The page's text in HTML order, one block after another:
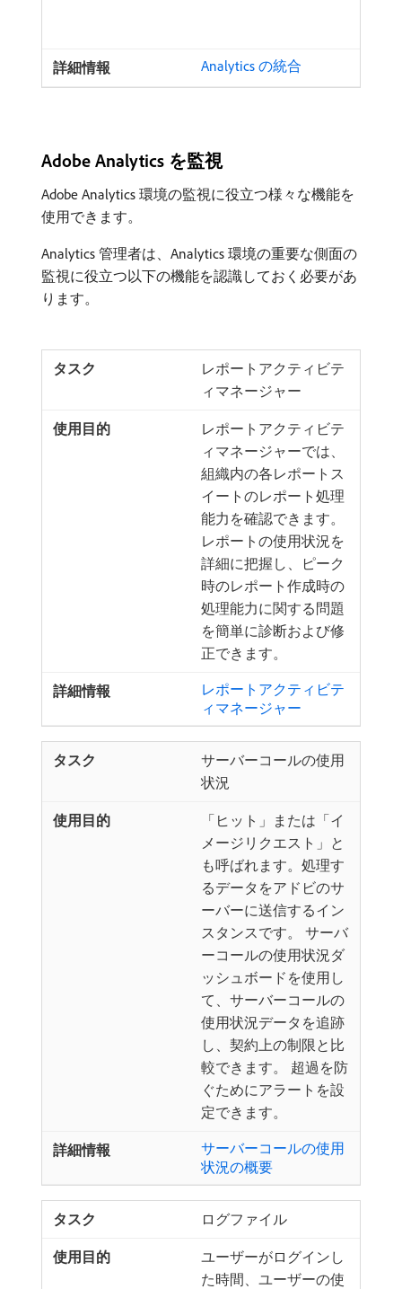
Analytics の統合
Adobe Analytics を監視
Adobe Analytics 環境の監視に役立つ様々な機能を
使用できます。
Analytics 管理者は、Analytics 環境の重要な側面の
監視に役立つ以下の機能を認識しておく必要があ
ります。
レポートアクティビテ
ィマネージャー
レポートアクティビテ
ィマネージャーでは、
組織内の各レポートス
イートのレポート処理
能力を確認できます。
レポートの使用状況を
詳細に把握し、ピーク
時のレポート作成時の
処理能力に関する問題
を簡単に診断および修
正できます。
レポートアクティビテ
ィマネージャー
サーバーコールの使用
状況
「ヒット」または「イ
メージリクエスト」と
も呼ばれます。処理す
るデータをアドビのサ
ーバーに送信するイン
スタンスです。 サーバ
ーコールの使用状況ダ
ッシュボードを使用し
て、サーバーコールの
使用状況データを追跡
し、契約上の制限と比
較できます。 超過を防
ぐためにアラートを設
定できます。
サーバーコールの使用
状況の概要
ログファイル
ユーザーがログインし
た時間、ユーザーの使